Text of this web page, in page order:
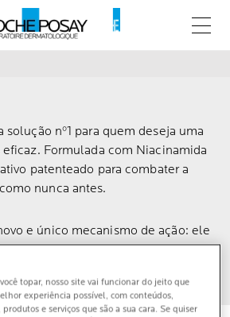
Menu
nº1 para quem deseja uma
Formulada com Niacinamida
patenteado para combater a
nunca antes.
e único mecanismo de ação: ele
de melanina antes que cause
topar, nosso site vai funcionar do jeito que
experiência possível, com conteúdos,
produtos e serviços que são a sua cara. Se quiser